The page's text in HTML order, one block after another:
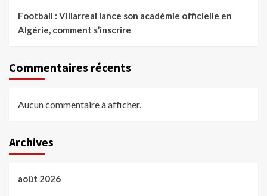
Football : Villarreal lance son académie officielle en
Algérie, comment s’inscrire
Commentaires récents
Aucun commentaire à afficher.
Archives
août 2026